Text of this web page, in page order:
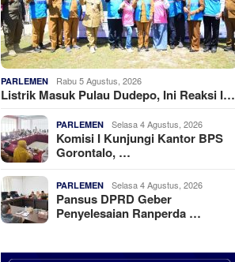
PARLEMEN Rabu 5 Agustus, 2026
Listrik Masuk Pulau Dudepo, Ini Reaksi I…
PARLEMEN Selasa 4 Agustus, 2026
Komisi I Kunjungi Kantor BPS
Gorontalo, …
PARLEMEN Selasa 4 Agustus, 2026
Pansus DPRD Geber
Penyelesaian Ranperda …